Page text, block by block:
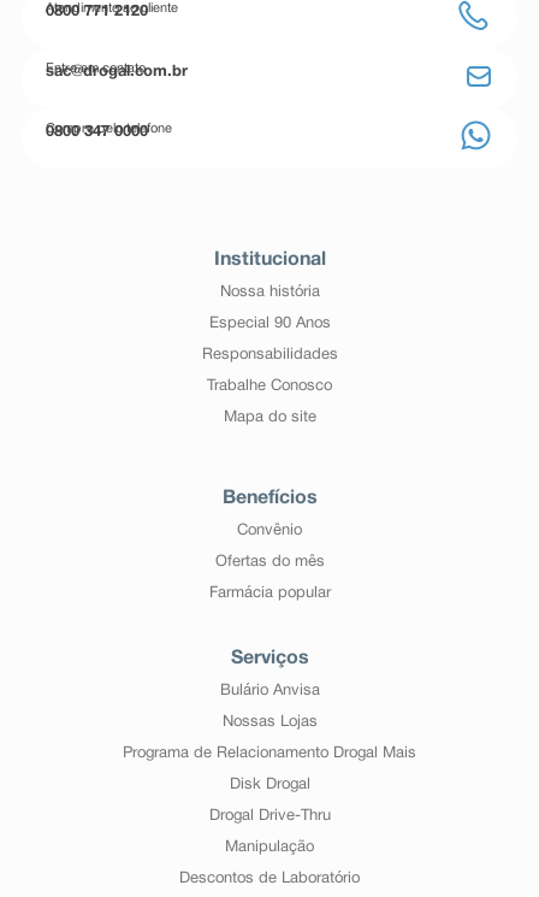
Atendimento ao cliente
0800 771 2120
Entre em contato
sac@drogal.com.br
Compre pelo telefone
0800 347 0000
Institucional
Nossa história
Especial 90 Anos
Responsabilidades
Trabalhe Conosco
Mapa do site
Benefícios
Convênio
Ofertas do mês
Farmácia popular
Serviços
Bulário Anvisa
Nossas Lojas
Programa de Relacionamento Drogal Mais
Disk Drogal
Drogal Drive-Thru
Manipulação
Descontos de Laboratório